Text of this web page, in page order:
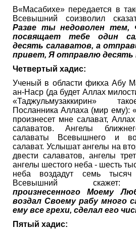
В«Масабихе» передается в
Всевышний соизволил
Разве ты недоволен тем,
посвящает тебе один
десять салаватов, а
привет, Я отправлю десять
Четвертый хадис:
Ученый в области фикха Абу
ан-Наср (да будет Аллах
«Таджульмузаккирин»
Посланника Аллаха (мир ему):
произнесет мне салават,
салаватов. Ангелы
салаваты Всевышнего и
салават. Услышат ангелы на
двести салаватов, ангелы
ангелы шестого неба - шесть
неба воздадут семь тысяч
Всевышний
произнесенного Моему
воздал Своему рабу много
ему все грехи, сделал его
Пятый хадис: